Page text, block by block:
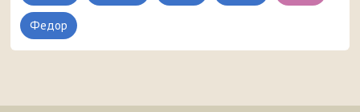
Федор